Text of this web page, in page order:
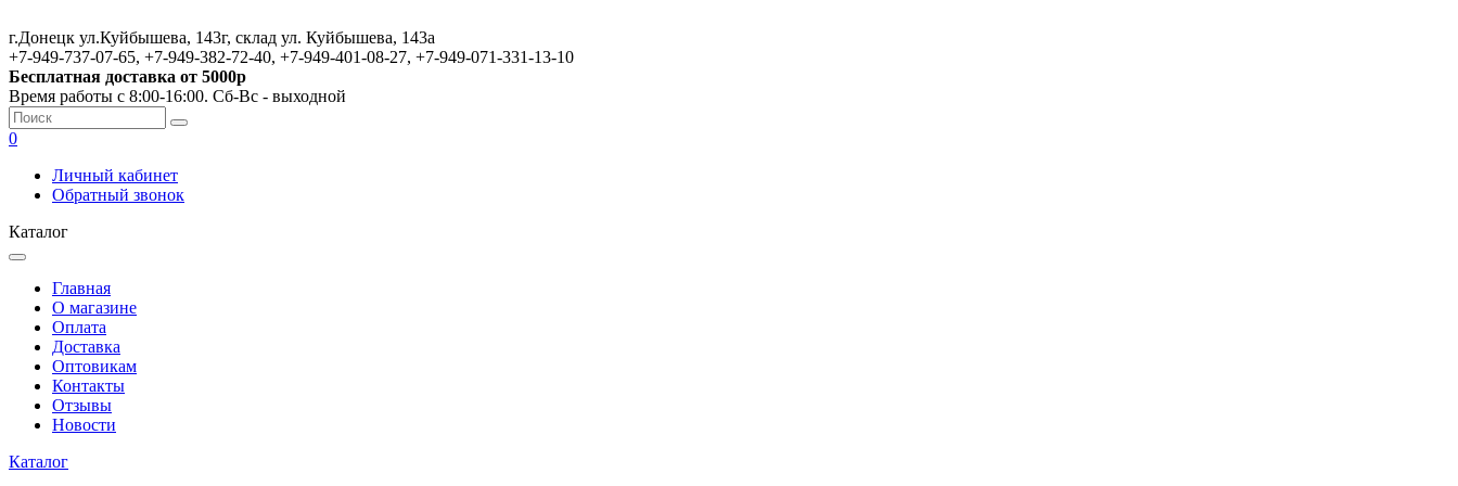
г.Донецк ул.Куйбышева, 143г, склад ул. Куйбышева, 143а
+7-949-737-07-65, +7-949-382-72-40, +7-949-401-08-27, +7-949-071-331-13-10
Бесплатная доставка от 5000р
Время работы с 8:00-16:00. Сб-Вс - выходной
0
Личный кабинет
Обратный звонок
Каталог
Главная
О магазине
Оплата
Доставка
Оптовикам
Контакты
Отзывы
Новости
Каталог